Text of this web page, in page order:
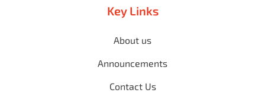
Key Links
About us
Announcements
Contact Us